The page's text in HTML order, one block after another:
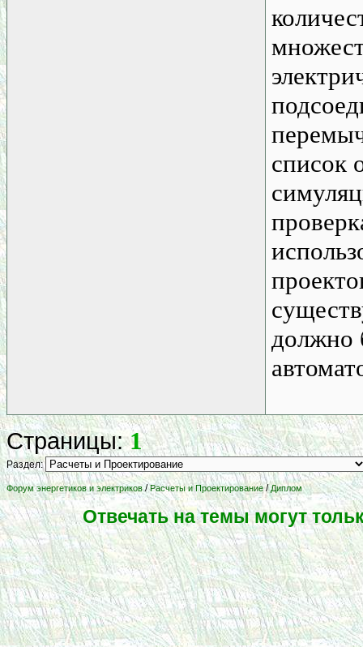
список
должно
Страницы:1
Раздел:
Форум энергетиков и электриков/Расчеты и Проектирование/Диплом
Отвечать на темы могут